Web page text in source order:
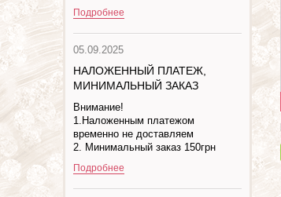
Подробнее
05.09.2025
НАЛОЖЕННЫЙ ПЛАТЕЖ,
МИНИМАЛЬНЫЙ ЗАКАЗ
Внимание!
1.Наложенным платежом
временно не доставляем
2. Минимальный заказ 150грн
Подробнее